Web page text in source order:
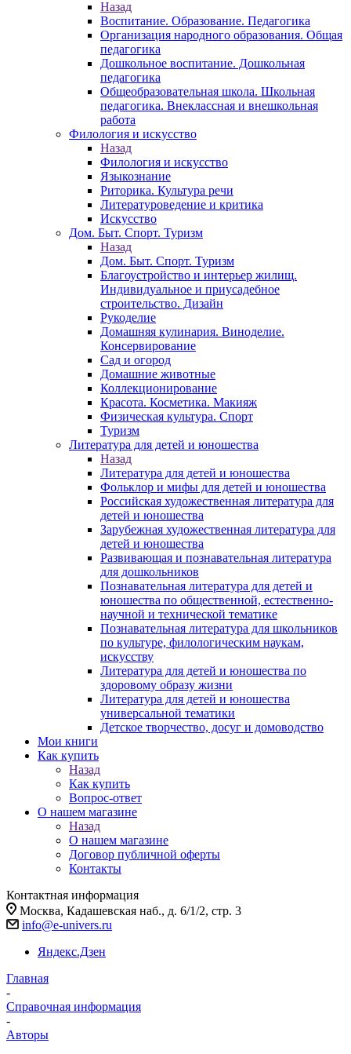
Назад
Воспитание. Образование. Педагогика
Организация народного образования. Общая
педагогика
Дошкольное воспитание. Дошкольная
педагогика
Общеобразовательная школа. Школьная
педагогика. Внеклассная и внешкольная
работа
Филология и искусство
Назад
Филология и искусство
Языкознание
Риторика. Культура речи
Литературоведение и критика
Искусство
Дом. Быт. Спорт. Туризм
Назад
Дом. Быт. Спорт. Туризм
Благоустройство и интерьер жилищ.
Индивидуальное и приусадебное
строительство. Дизайн
Рукоделие
Домашняя кулинария. Виноделие.
Консервирование
Сад и огород
Домашние животные
Коллекционирование
Красота. Косметика. Макияж
Физическая культура. Спорт
Туризм
Литература для детей и юношества
Назад
Литература для детей и юношества
Фольклор и мифы для детей и юношества
Российская художественная литература для
детей и юношества
Зарубежная художественная литература для
детей и юношества
Развивающая и познавательная литература
для дошкольников
Познавательная литература для детей и
юношества по общественной, естественно-
научной и технической тематике
Познавательная литература для школьников
по культуре, филологическим наукам,
искусству
Литература для детей и юношества по
здоровому образу жизни
Литература для детей и юношества
универсальной тематики
Детское творчество, досуг и домоводство
Мои книги
Как купить
Назад
Как купить
Вопрос-ответ
О нашем магазине
Назад
О нашем магазине
Договор публичной оферты
Контакты
Контактная информация
Москва, Кадашевская наб., д. 6/1/2, стр. 3
info@e-univers.ru
Яндекс.Дзен
Главная
-
Справочная информация
-
Авторы